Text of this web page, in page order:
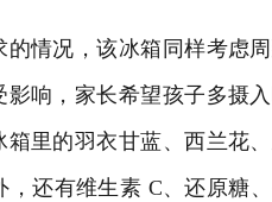
况，该冰箱同样考虑周
响，家长希望孩子多摄
里的羽衣甘蓝、西兰花
，还有维生素 C、还原糖